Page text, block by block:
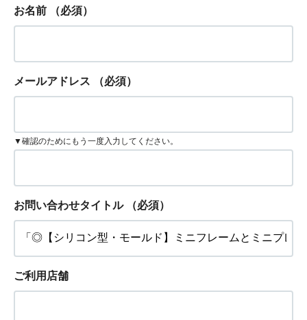
お名前 （必須）
メールアドレス （必須）
▼確認のためにもう一度入力してください。
お問い合わせタイトル （必須）
ご利用店舗